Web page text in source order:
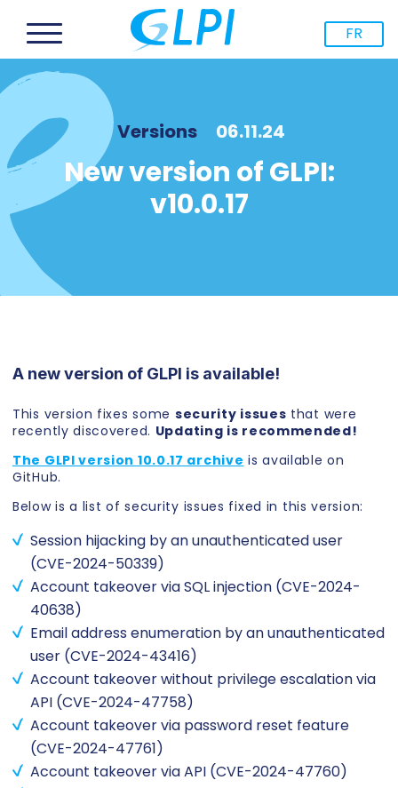
FR
Versions 06.11.24
New version of GLPI:
v10.0.17
A new version of GLPI is available!
This version fixes some security issues that were
recently discovered. Updating is recommended!
The GLPI version 10.0.17 archive is available on
GitHub.
Below is a list of security issues fixed in this version:
Session hijacking by an unauthenticated user
(CVE-2024-50339)
Account takeover via SQL injection (CVE-2024-
40638)
Email address enumeration by an unauthenticated
user (CVE-2024-43416)
Account takeover without privilege escalation via
API (CVE-2024-47758)
Account takeover via password reset feature
(CVE-2024-47761)
Account takeover via API (CVE-2024-47760)